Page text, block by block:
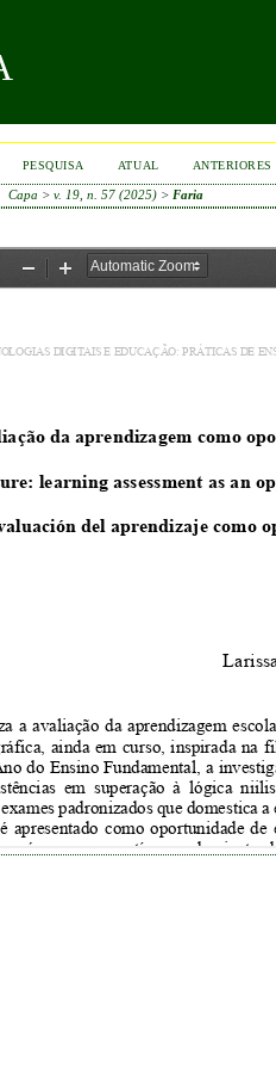
PESQUISA ATUAL ANTERIORES
Capa > v. 19, n. 57 (2025)> Faria